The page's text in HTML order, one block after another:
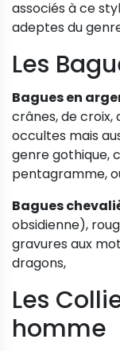
associés à ce
adeptes du
Les
Bagues en
crânes, de croix,
occultes mais
genre gothique,
pentagramme,
Bagues
obsidienne),
gravures aux
dragons,
Les
homme